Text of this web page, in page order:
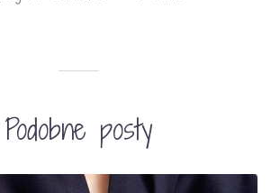
Podobne posty